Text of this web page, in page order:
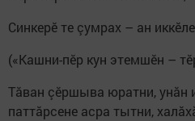
Синкерӗ те çумрах – ан
(«Кашни-пӗр кун этемшӗн –
Тăван çӗршыва юратни, унăн
паттăрсене асра тытни,